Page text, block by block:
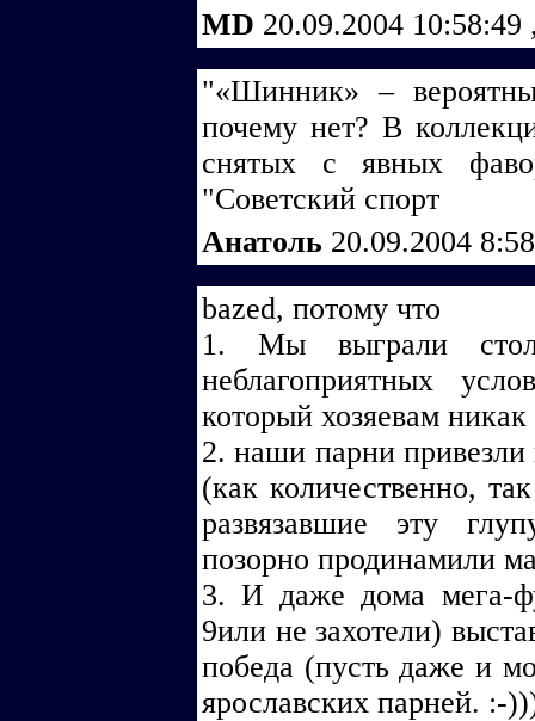
MD 20.09.2004 10:58:49
"«Шинник» –
почему нет? В
снятых с явных
"Советский спорт
Анатоль 20.09.2004
bazed, потому что
1. Мы выграли
неблагоприятных
который хозяевам
2. наши парни привезли
(как количественно,
развязавшие эту
позорно продинамили
3. И даже дома мега-
9или не захотели)
победа (пусть даже и
ярославских парней. :-